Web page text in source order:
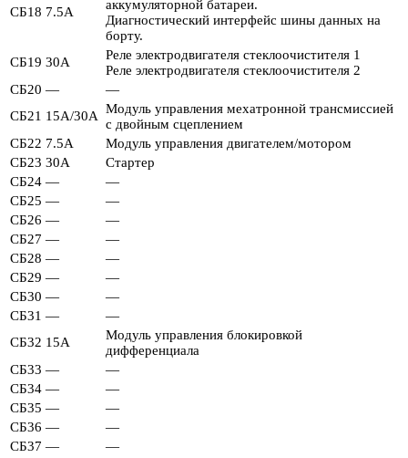
СБ18 7.5А
аккумуляторной батареи.
Диагностический интерфейс шины данных на
борту.
СБ19 30А
Реле электродвигателя стеклоочистителя 1
Реле электродвигателя стеклоочистителя 2
СБ20 —
—
СБ21 15А/30А Модуль управления мехатронной трансмиссией
с двойным сцеплением
СБ22 7.5А
Модуль управления двигателем/мотором
СБ23 30А
Стартер
СБ24 —
—
СБ25 —
—
СБ26 —
—
СБ27 —
—
СБ28 —
—
СБ29 —
—
СБ30 —
—
СБ31 —
—
СБ32 15А
Модуль управления блокировкой
дифференциала
СБ33 —
—
СБ34 —
—
СБ35 —
—
СБ36 —
—
СБ37 —
—